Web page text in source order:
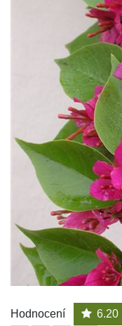
Hodnocení 6.20